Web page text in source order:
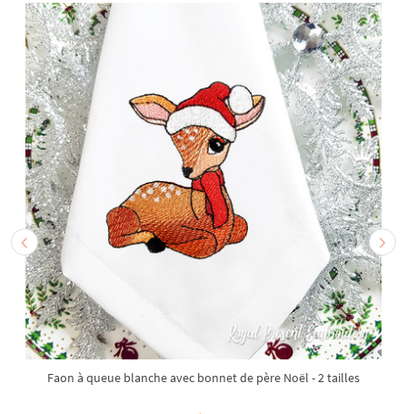
Faon à queue blanche avec bonnet de père Noël - 2 tailles